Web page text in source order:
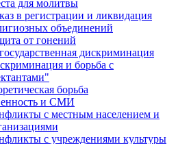
для молитвы
в регистрации и ликвидация
объединений
от гонений
дискриминация
и борьба с
борьба
и СМИ
с местным населением и
с учреждениями культуры